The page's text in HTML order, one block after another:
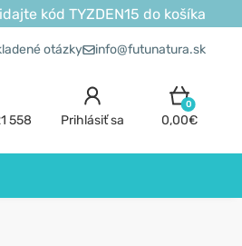
kód TYZDEN15 do košíka
otázky info@futunatura.sk
558 Prihlásiť sa
0
0,00€